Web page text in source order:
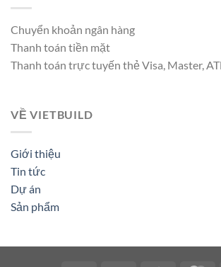
Chuyển khoản ngân hàng
Thanh toán tiền mặt
Thanh toán trực tuyến thẻ Visa, Master,
VỀ VIETBUILD
Giới thiệu
Tin tức
Dự án
Sản phẩm